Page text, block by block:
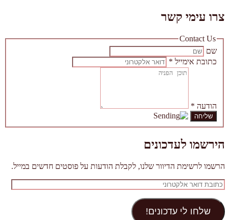
צרו עימי קשר
Contact Us
שם
כתובת אימייל *
הודעה *
הירשמו לעדכונים
הרשמו לרשימת הדיוור שלנו, לקבלת הודעות על פוסטים חדשים במייל.
כתובת
דואר
אלקטרוני
שלחו לי עדכונים!